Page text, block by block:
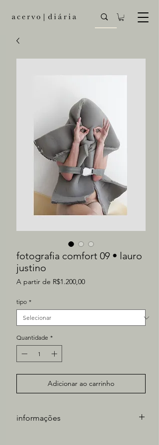
fotografia comfort 09 • lauro
justino
A partir de R$1.200,00Preço
tipo *
Quantidade *
Adicionar ao carrinho
informações